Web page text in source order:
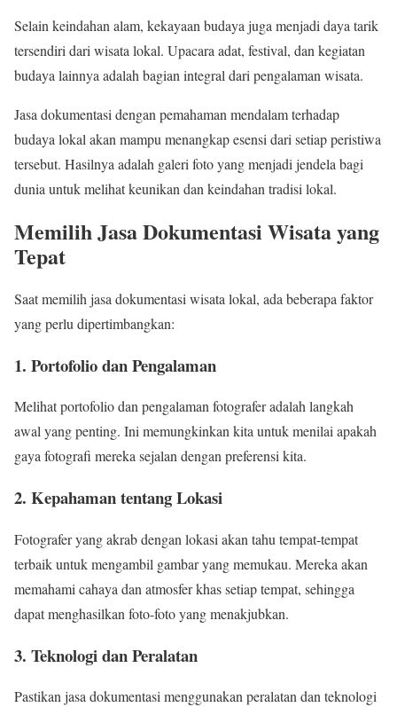
Selain keindahan alam, kekayaan budaya juga menjadi daya tarik
tersendiri dari wisata lokal. Upacara adat, festival, dan kegiatan
budaya lainnya adalah bagian integral dari pengalaman wisata.
Jasa dokumentasi dengan pemahaman mendalam terhadap
budaya lokal akan mampu menangkap esensi dari setiap peristiwa
tersebut. Hasilnya adalah galeri foto yang menjadi jendela bagi
dunia untuk melihat keunikan dan keindahan tradisi lokal.
Memilih Jasa Dokumentasi Wisata yang
Tepat
Saat memilih jasa dokumentasi wisata lokal, ada beberapa faktor
yang perlu dipertimbangkan:
1. Portofolio dan Pengalaman
Melihat portofolio dan pengalaman fotografer adalah langkah
awal yang penting. Ini memungkinkan kita untuk menilai apakah
gaya fotografi mereka sejalan dengan preferensi kita.
2. Kepahaman tentang Lokasi
Fotografer yang akrab dengan lokasi akan tahu tempat-tempat
terbaik untuk mengambil gambar yang memukau. Mereka akan
memahami cahaya dan atmosfer khas setiap tempat, sehingga
dapat menghasilkan foto-foto yang menakjubkan.
3. Teknologi dan Peralatan
Pastikan jasa dokumentasi menggunakan peralatan dan teknologi